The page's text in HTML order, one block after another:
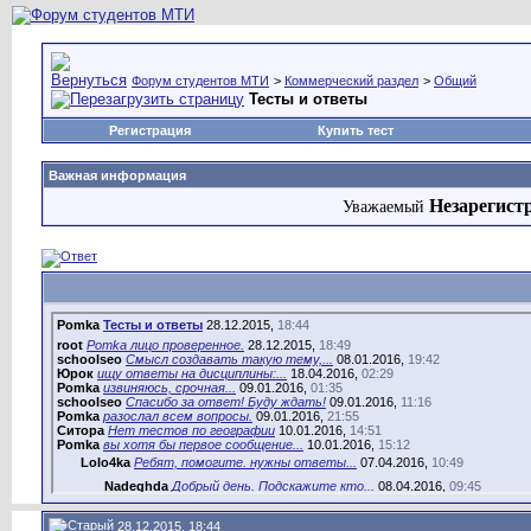
Форум студентов МТИ > Коммерческий раздел > Общий
Тесты и ответы
Регистрация Купить тест
Важная информация
Уважаемый
Pomka Тесты и ответы 28.12.2015, 18:44
root Pomka лицо проверенное. 28.12.2015, 18:49
schoolseo Смысл создавать такую тему,... 08.01.2016, 19:42
Юрок ищу ответы на дисциплины:... 18.04.2016, 02:29
Pomka извиняюсь, срочная... 09.01.2016, 01:35
schoolseo Спасибо за ответ! Буду ждать! 09.01.2016, 11:16
Pomka разослал всем вопросы. 09.01.2016, 21:55
Ситора Нет тестов по географии 10.01.2016, 14:51
Pomka вы хотя бы первое сообщение... 10.01.2016, 15:12
Lolo4ka Ребят, помогите. нужны ответы... 07.04.2016, 10:49
Nadeghda Добрый день. Подскажите кто... 08.04.2016, 09:45
Екатерина- привет всем , у кого нибуд...22.05.2016,15:37
28.12.2015, 18:44